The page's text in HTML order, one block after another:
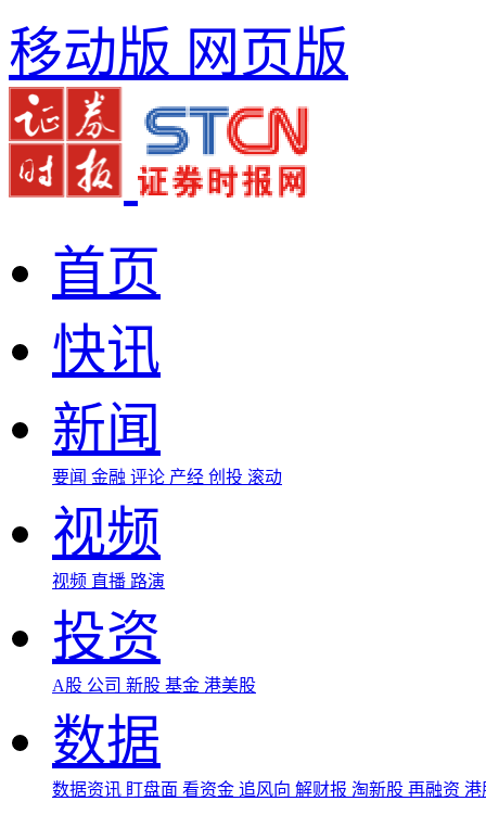
移动版 网页版
首页
快讯
新闻
要闻 金融 评论 产经 创投 滚动
视频
视频 直播 路演
投资
A股 公司 新股 基金 港美股
数据
数据资讯 盯盘面 看资金 追风向 解财报 淘新股 再融资